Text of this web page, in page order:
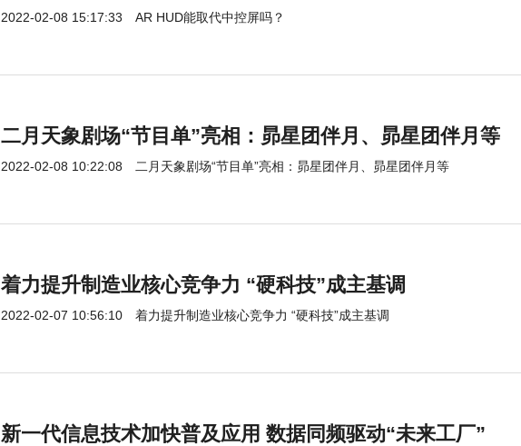
2022-02-08 15:17:33 AR HUD能取代中控屏吗？
二月天象剧场“节目单”亮相：昴星团伴月、昴星团伴月等
2022-02-08 10:22:08 二月天象剧场“节目单”亮相：昴星团伴月、昴星团伴月等
着力提升制造业核心竞争力 “硬科技”成主基调
2022-02-07 10:56:10 着力提升制造业核心竞争力 “硬科技”成主基调
新一代信息技术加快普及应用 数据同频驱动“未来工厂”